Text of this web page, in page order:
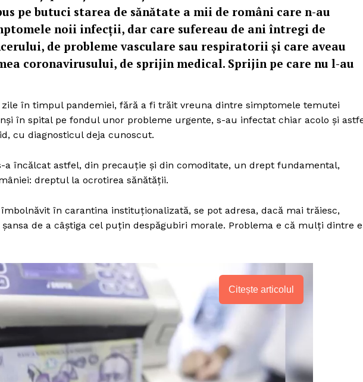
pe butuci starea de sănătate a mii de români care n-au
noii infecții, dar care sufereau de ani întregi de
de probleme vasculare sau respiratorii și care aveau
coronavirusului, de sprijin medical. Sprijin pe care nu l-au
în timpul pandemiei, fără a fi trăit vreuna dintre simptomele temutei
în spital pe fondul unor probleme urgente, s-au infectat chiar acolo și
cu diagnosticul deja cunoscut.
a încălcat astfel, din precauție și din comoditate, un drept fundamental,
dreptul la ocrotirea sănătății.
în carantina instituționalizată, se pot adresa, dacă mai trăiesc,
de a câștiga cel puțin despăgubiri morale. Problema e că mulți dintre
Citește articolul